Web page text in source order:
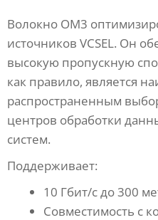
Волокно OM3
источников VCSEL. Он
высокую пропускную
как правило, является
распространенным
центров обработки
систем.
Поддерживает:
10 Гбит/с до 300
Совместимость с